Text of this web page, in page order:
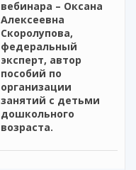
вебинара – Оксана
Алексеевна
Скоролупова,
федеральный
эксперт, автор
пособий по
организации
занятий с детьми
дошкольного
возраста.